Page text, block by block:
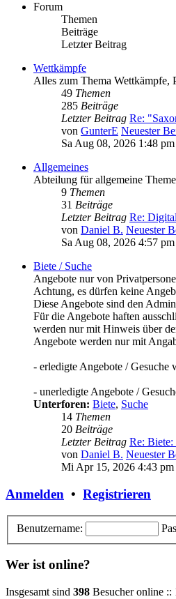
Forum
Themen
Beiträge
Letzter Beitrag
Wettkämpfe
Alles zum Thema Wettkämpfe,
49 Themen
285 Beiträge
Letzter Beitrag Re:
von GunterE Neuester
Sa Aug 08, 2026 1:48 pm
Allgemeines
Abteilung für allgemeine
9 Themen
31 Beiträge
Letzter Beitrag Re:
von Daniel B. Neuester
Sa Aug 08, 2026 4:57 pm
Biete / Suche
Angebote nur von
Achtung, es dürfen keine
Diese Angebote sind den
Für die Angebote haften
werden nur mit Hinweis über
Angebote werden nur mit
- erledigte Angebote / Gesuche
- unerledigte Angebote /
Unterforen: Biete, Suche
14 Themen
20 Beiträge
Letzter Beitrag Re:
von Daniel B. Neuester
Mi Apr 15, 2026 4:43 pm
Anmelden • Registrieren
Benutzername:
Wer ist online?
Insgesamt sind 398 Besucher online ::